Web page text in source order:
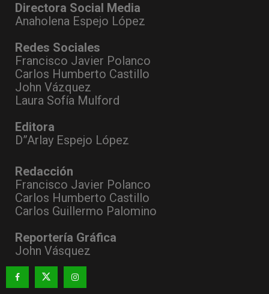
Directora Social Media
Anaholena Espejo López
Redes Sociales
Francisco Javier Polanco
Carlos Humberto Castillo
John Vázquez
Laura Sofía Mulford
Editora
D”Arlay Espejo López
Redacción
Francisco Javier Polanco
Carlos Humberto Castillo
Carlos Guillermo Palomino
Reportería Gráfica
John Vásquez